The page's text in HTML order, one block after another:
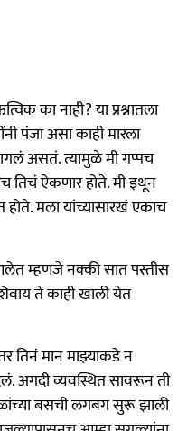
का नाही? या प्रश्नातला
पंजा असा काही मारला
असतं. त्यामुळे मी गप्पच
तिचं ऐकणार होते. मी इथून
मला यांच्यासारखं एकाच
म्हणजे नक्की सात पस्तीस
ते काही खाली येत
तिनं मान माझ्याकडे न
अगदी व्यवस्थित सावरून ती
बसची लगबग सुरू झाली